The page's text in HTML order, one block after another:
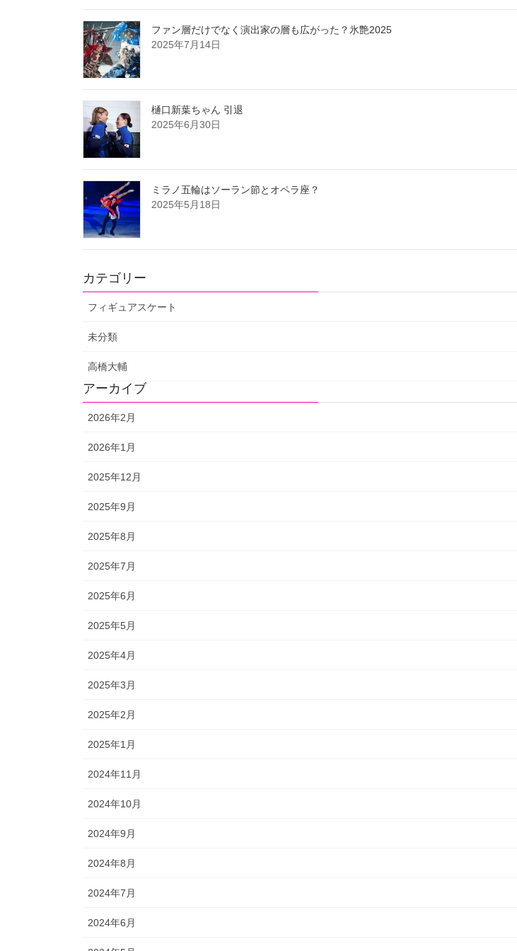
ファン層だけでなく演出家の層も広がった？氷艶2025
2025年7月14日
樋口新葉ちゃん 引退
2025年6月30日
ミラノ五輪はソーラン節とオペラ座？
2025年5月18日
カテゴリー
フィギュアスケート
未分類
高橋大輔
アーカイブ
2026年2月
2026年1月
2025年12月
2025年9月
2025年8月
2025年7月
2025年6月
2025年5月
2025年4月
2025年3月
2025年2月
2025年1月
2024年11月
2024年10月
2024年9月
2024年8月
2024年7月
2024年6月